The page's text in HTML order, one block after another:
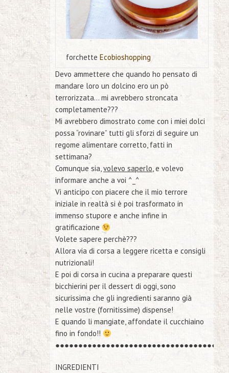
forchette Ecobioshopping
Devo ammettere che quando ho pensato di
mandare loro un dolcino ero un pò
terrorizzata… mi avrebbero stroncata
completamente???
Mi avrebbero dimostrato come con i miei dolci
possa “rovinare” tutti gli sforzi di seguire un
regome alimentare corretto, fatti in
settimana?
Comunque sia,volevo saperlo, e volevo
informare anche a voi ^_^
Vi anticipo con piacere che il mio terrore
iniziale in realtà si è poi trasformato in
immenso stupore e anche infine in
gratificazione
Volete sapere perchè???
Allora via di corsa a leggere ricetta e consigli
nutrizionali!
E poi di corsa in cucina a preparare questi
bicchierini per il dessert di oggi, sono
sicurissima che gli ingredienti saranno già
nelle vostre (fornitissime) dispense!
E quando li mangiate, affondate il cucchiaino
fino in fondo!!
●●●●●●●●●●●●●●●●●●●●●●●●●●●●●●●●●●● ●●
INGREDIENTI